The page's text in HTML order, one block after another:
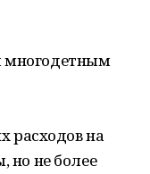
расходов на
но не более